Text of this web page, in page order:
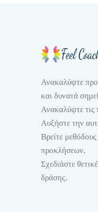
Ανακαλύψτε
και δυνατά
Ανακαλύψτε τις
Αυξήστε την
Βρείτε
προκλήσεων.
Σχεδιάστε
δράσης.